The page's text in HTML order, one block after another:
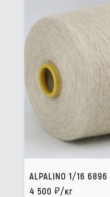
ALPALINO 1/16 6896
4 500
/кг